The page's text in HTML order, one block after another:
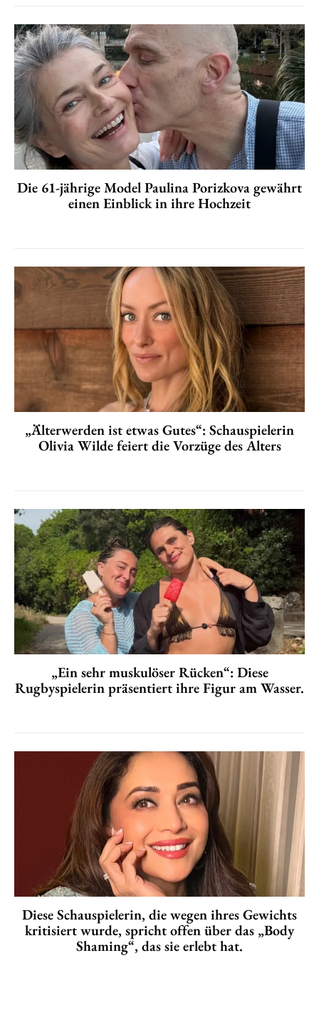
Die 61-jährige Model Paulina Porizkova gewährt
einen Einblick in ihre Hochzeit
„Älterwerden ist etwas Gutes“: Schauspielerin
Olivia Wilde feiert die Vorzüge des Alters
„Ein sehr muskulöser Rücken“: Diese
Rugbyspielerin präsentiert ihre Figur am Wasser.
Diese Schauspielerin, die wegen ihres Gewichts
kritisiert wurde, spricht offen über das „Body
Shaming“, das sie erlebt hat.